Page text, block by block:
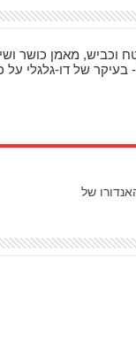
וכביש, מאמן כושר
בעיקר של דו-גלגלי על
של